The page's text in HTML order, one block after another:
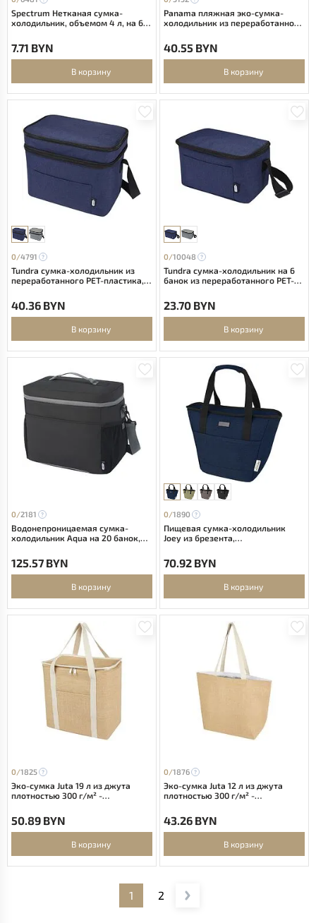
Spectrum Нетканая сумка-
холодильник, объемом 4 л, на 6
материалов - Белый
7.71 BYN
В корзину
Panama пляжная эко-сумка-
холодильник из переработанного
по стандарту GRS, с ручками-
шнурками 23 - Белый
40.55 BYN
В корзину
0/4791
Tundra сумка-холодильник из
переработанного РЕТ-пластика,
GRS - Heather navy
40.36 BYN
В корзину
0/10048
Tundra сумка-холодильник на 6
банок из переработанного РЕТ-
согласно GRS - Heather navy
23.70 BYN
В корзину
0/2181
Водонепроницаемая сумка-
холодильник Aqua на 20 банок,
переработанных материалов
согласно стандарту GRS, объе -
сплошной черный
125.57 BYN
В корзину
0/1890
Пищевая сумка-холодильник
Joey из брезента,
GRS, объемом 6 л на 9 банок -
Темно - синий
70.92 BYN
В корзину
0/1825
Эко-сумка Juta 19 л из джута
плотностью 300 г/м² -
50.89 BYN
В корзину
0/1876
Эко-сумка Juta 12 л из джута
плотностью 300 г/м² -
43.26 BYN
В корзину
1 2